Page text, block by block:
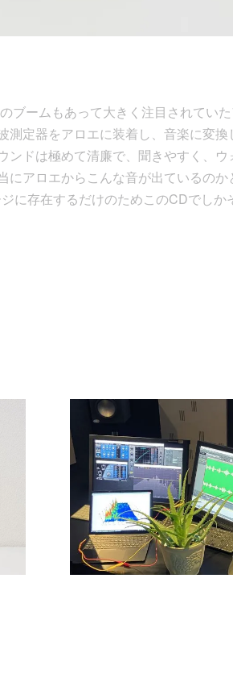
ブームもあって大きく注目されてい
測定器をアロエに装着し、音楽に変
ンドは極めて清廉で、聞きやすく、
にアロエからこんな音が出ているの
に存在するだけのためこのCDでしか